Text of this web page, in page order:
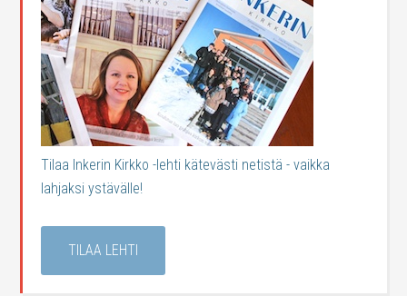
Tilaa Inkerin Kirkko -lehti kätevästi netistä - vaikka
lahjaksi ystävälle!
TILAA LEHTI